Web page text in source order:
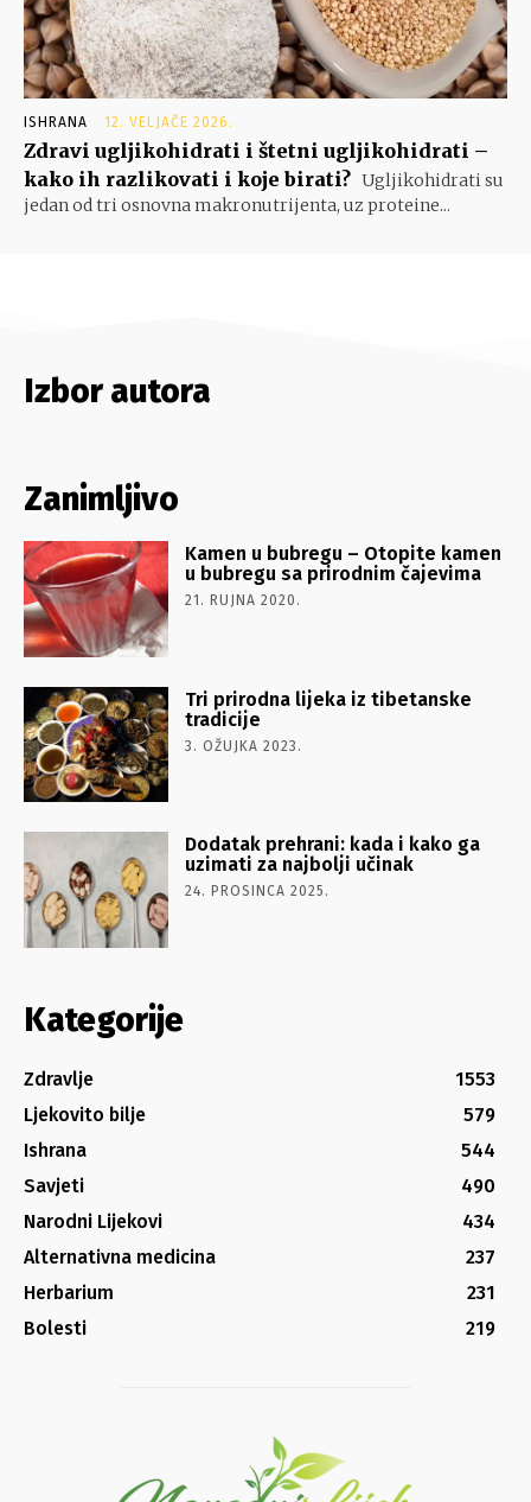
ISHRANA 12. VELJAČE 2026.
Zdravi ugljikohidrati i štetni ugljikohidrati –
kako ih razlikovati i koje birati? Ugljikohidrati su
jedan od tri osnovna makronutrijenta, uz proteine...
Izbor autora
Zanimljivo
Kamen u bubregu – Otopite kamen
u bubregu sa prirodnim čajevima
21. RUJNA 2020.
Tri prirodna lijeka iz tibetanske
tradicije
3. OŽUJKA 2023.
Dodatak prehrani: kada i kako ga
uzimati za najbolji učinak
24. PROSINCA 2025.
Kategorije
Zdravlje
1553
Ljekovito bilje
579
Ishrana
544
Savjeti
490
Narodni Lijekovi
434
Alternativna medicina
237
Herbarium
231
Bolesti
219